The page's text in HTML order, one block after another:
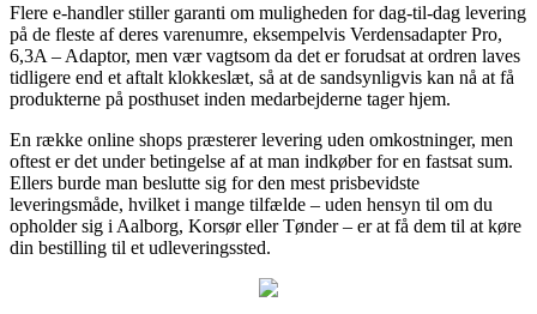
Flere e-handler stiller garanti om muligheden for dag-til-dag levering
på de fleste af deres varenumre, eksempelvis Verdensadapter Pro,
6,3A – Adaptor, men vær vagtsom da det er forudsat at ordren laves
tidligere end et aftalt klokkeslæt, så at de sandsynligvis kan nå at få
produkterne på posthuset inden medarbejderne tager hjem.
En række online shops præsterer levering uden omkostninger, men
oftest er det under betingelse af at man indkøber for en fastsat sum.
Ellers burde man beslutte sig for den mest prisbevidste
leveringsmåde, hvilket i mange tilfælde – uden hensyn til om du
opholder sig i Aalborg, Korsør eller Tønder – er at få dem til at køre
din bestilling til et udleveringssted.